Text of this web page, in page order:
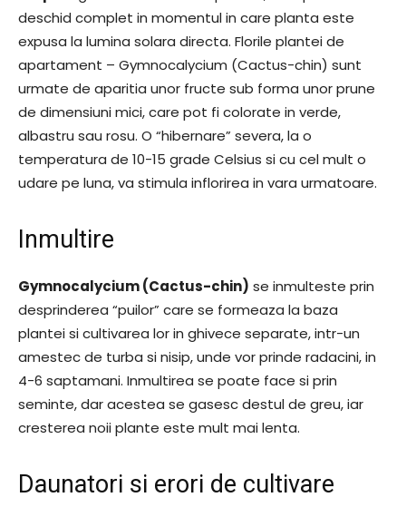
deschid complet in momentul in care planta este
expusa la lumina solara directa. Florile plantei de
apartament – Gymnocalycium (Cactus-chin) sunt
urmate de aparitia unor fructe sub forma unor prune
de dimensiuni mici, care pot fi colorate in verde,
albastru sau rosu. O “hibernare” severa, la o
temperatura de 10-15 grade Celsius si cu cel mult o
udare pe luna, va stimula inflorirea in vara urmatoare.
Inmultire
Gymnocalycium (Cactus-chin) se inmulteste prin
desprinderea “puilor” care se formeaza la baza
plantei si cultivarea lor in ghivece separate, intr-un
amestec de turba si nisip, unde vor prinde radacini, in
4-6 saptamani. Inmultirea se poate face si prin
seminte, dar acestea se gasesc destul de greu, iar
cresterea noii plante este mult mai lenta.
Daunatori si erori de cultivare